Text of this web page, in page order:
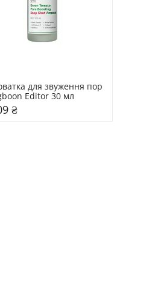
для звуження пор
Editor 30 мл
₴